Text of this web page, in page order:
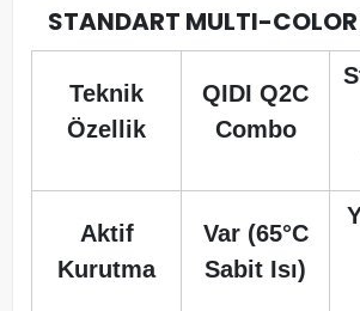
STANDART MULTI-
Teknik
Özellik
QIDI Q2C
Combo
Aktif
Kurutma
Var (65°C
Sabit Isı)